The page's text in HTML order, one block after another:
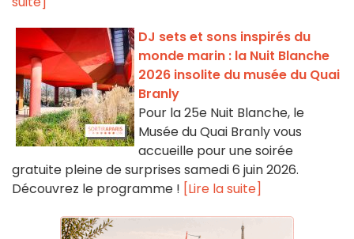
DJ sets et sons inspirés du
monde marin : la Nuit Blanche
2026 insolite du musée du Quai
Branly
Pour la 25e Nuit Blanche, le
Musée du Quai Branly vous
accueille pour une soirée
gratuite pleine de surprises samedi 6 juin 2026.
Découvrez le programme ! [Lire la suite]